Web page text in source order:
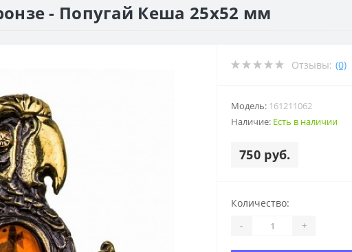
- Попугай Кеша 25х52 мм
Отзывы: (0)
Модель: 161211062
Наличие: Есть в наличии
750 руб.
Количество:
- +